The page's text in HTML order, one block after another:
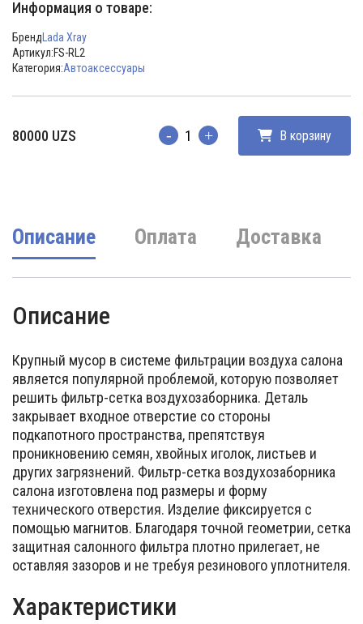
Информация о товаре:
БрендLada Xray
Артикул:FS-RL2
Категория:Автоаксессуары
80000 UZS Количество В корзину
Описание Оплата Доставка
Описание
Крупный мусор в системе фильтрации воздуха салона
является популярной проблемой, которую позволяет
решить фильтр-сетка воздухозаборника. Деталь
закрывает входное отверстие со стороны
подкапотного пространства, препятствуя
проникновению семян, хвойных иголок, листьев и
других загрязнений. Фильтр-сетка воздухозаборника
салона изготовлена под размеры и форму
технического отверстия. Изделие фиксируется с
помощью магнитов. Благодаря точной геометрии, сетка
защитная салонного фильтра плотно прилегает, не
оставляя зазоров и не требуя резинового уплотнителя.
Характеристики